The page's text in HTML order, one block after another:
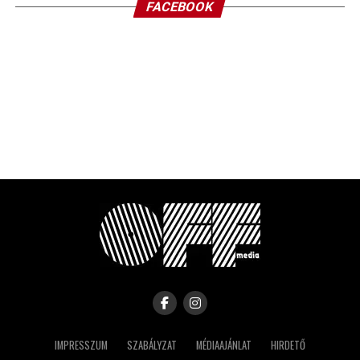
FACEBOOK
IMPRESSZUM SZABÁLYZAT MÉDIAAJÁNLAT HIRDETŐ